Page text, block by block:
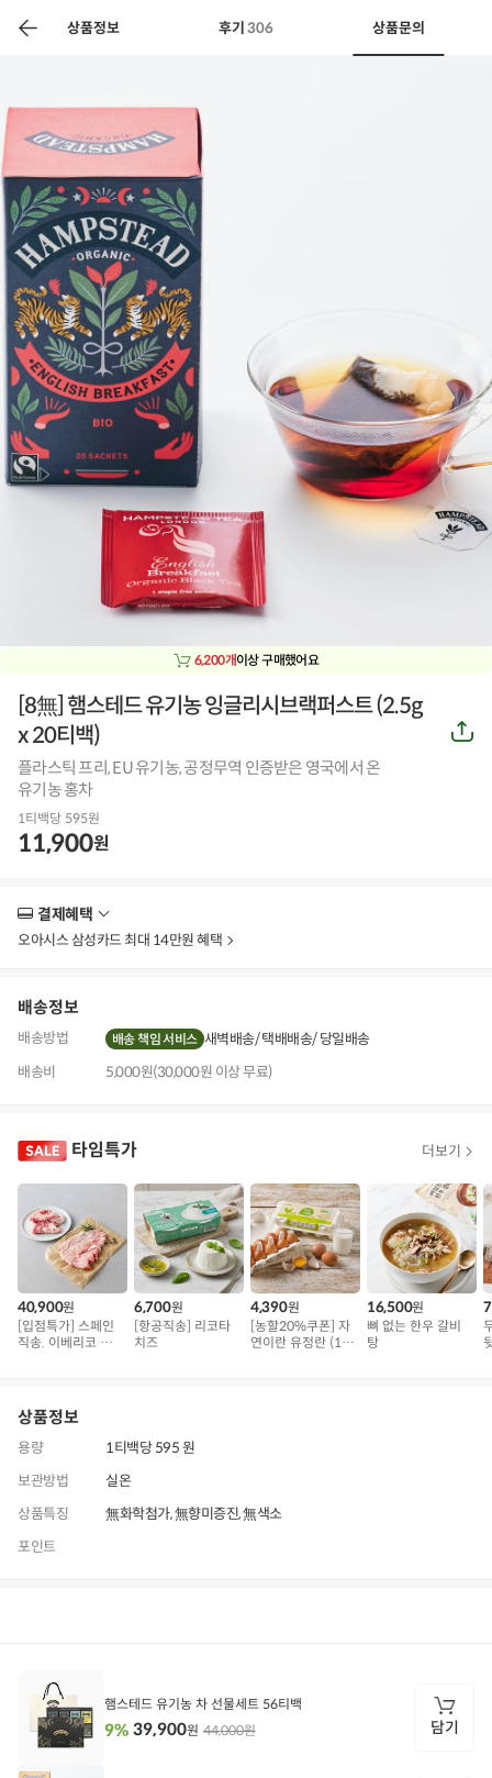
상품정보 후기 306 상품문의
공인 농축산물할인 찬들마루
6,200개이상 구매했어요
[8無] 햄스테드 유기농 잉글리시브랙퍼스트 (2.5g
x 20티백)
플라스틱 프리, EU 유기농, 공정무역 인증받은 영국에서 온
유기농 홍차
1티백당 595원
11,900원
공
유
결제혜택
보
오아시스 삼성카드 최대 14만원 혜택
배송정보
배송방법 배송 책임 서비스 새벽배송 택배배송 당일배송
배송비
5,000원(30,000원 이상 무료)
타임특가 더보기
40,900원
[입점특가] 스페인
직송. 이베리코 삼
6,700원
[항공직송] 리코타
치즈
4,390원
[농할20%쿠폰] 자
연이란 유정란 (10
16,500원
뼈 없는 한우 갈비
탕
상품정보
용량
1티백당 595 원
보관방법
실온
상품특징
無화학첨가, 無향미증진, 無색소
포인트
햄스테드 유기농 차 선물세트 56티백
44,000원
9% 39,900원 담기